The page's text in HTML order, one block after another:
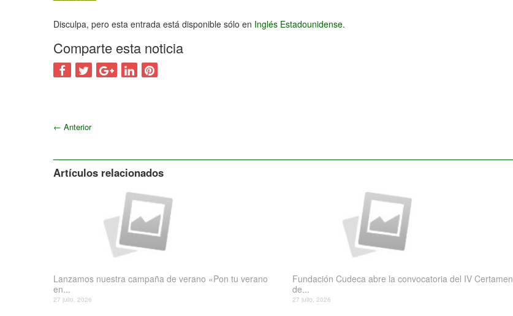
Disculpa, pero esta entrada está disponible sólo en Inglés Estadounidense.
Comparte esta noticia
← Anterior
Artículos relacionados
Lanzamos nuestra campaña de verano «Pon tu verano
en...
27 julio, 2026
Fundación Cudeca abre la convocatoria del IV Certamen
de...
27 julio, 2026